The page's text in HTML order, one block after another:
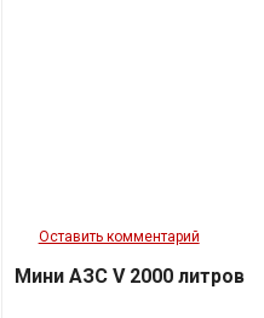
Оставить комментарий
Мини АЗС V 2000 литров